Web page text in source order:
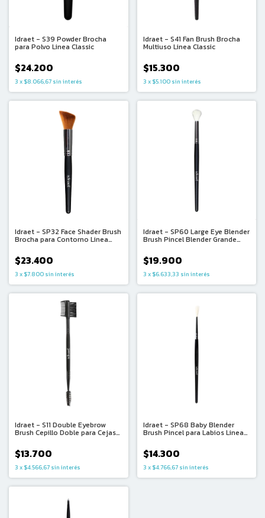
Idraet - S39 Powder Brocha
para Polvo Linea Classic
$24.200
3 x $8.066,67 sin interés
Idraet - S41 Fan Brush Brocha
Multiuso Linea Classic
$15.300
3 x $5.100 sin interés
Idraet - SP32 Face Shader Brush
Brocha para Contorno Linea
$23.400
3 x $7.800 sin interés
Idraet - SP60 Large Eye Blender
Brush Pincel Blender Grande
$19.900
3 x $6.633,33 sin interés
Idraet - S11 Double Eyebrow
Brush Cepillo Doble para Cejas
$13.700
3 x $4.566,67 sin interés
Idraet - SP68 Baby Blender
Brush Pincel para Labios Linea
$14.300
3 x $4.766,67 sin interés